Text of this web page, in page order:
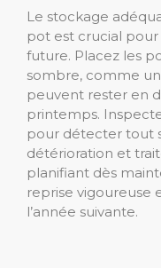
Le stockage
pot est crucial pour
future. Placez les
sombre, comme
peuvent rester en
printemps.
pour détecter tout
détérioration et
planifiant dès
reprise vigoureuse
l’année suivante.